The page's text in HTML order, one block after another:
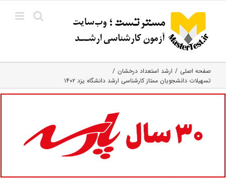
content
صفحه اصلی
ارشد استعداد درخشان
تسهیلات دانشجویان ممتاز کارشناسی ارشد دانشگاه یزد ۱۴۰۲